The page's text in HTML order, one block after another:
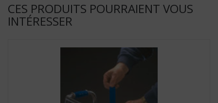
CES PRODUITS POURRAIENT VOUS
INTÉRESSER